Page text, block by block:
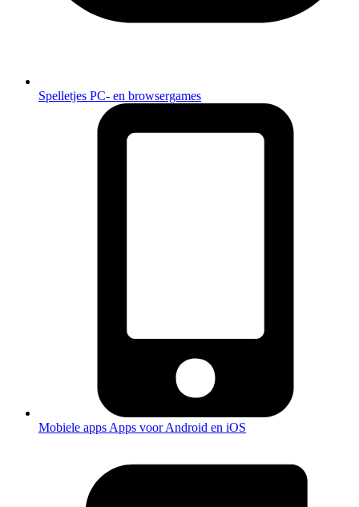
Spelletjes PC- en browsergames
Mobiele apps Apps voor Android en iOS